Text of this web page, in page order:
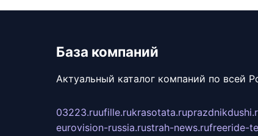
База компаний
Актуальный каталог компаний по всей
03223.ruufille.rukrasotata.ru
eurovision-russia.rustrah-news.rufreeride-